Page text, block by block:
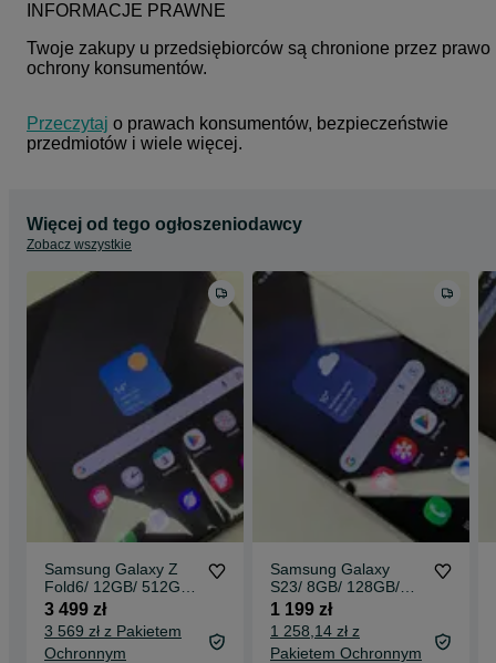
INFORMACJE PRAWNE
Twoje zakupy u przedsiębiorców są chronione przez prawo
ochrony konsumentów.
Przeczytaj o prawach konsumentów, bezpieczeństwie
przedmiotów i wiele więcej.
Więcej od tego ogłoszeniodawcy
Zobacz wszystkie
Samsung Galaxy Z
Fold6/ 12GB/ 512GB/
Crafted Black/ Grade
A- + ładowarka/ 99%/
z Samsung Store
3 499 zł
3 569 zł z Pakietem
Ochronnym
Samsung Galaxy
S23/ 8GB/ 128GB/
Phantom Black/
Grade C + ładowarka
1 199 zł
1 258,14 zł z
Pakietem Ochronnym